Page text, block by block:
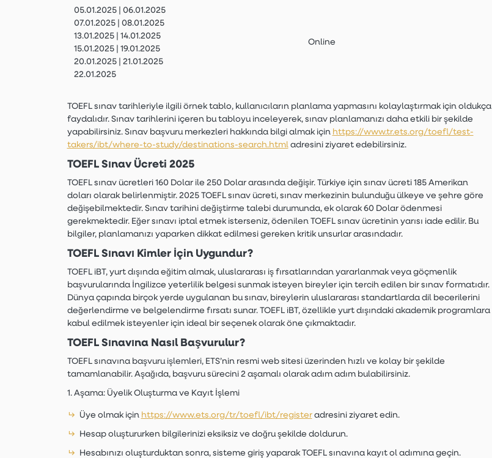
05.01.2025 | 06.01.2025
07.01.2025 | 08.01.2025
13.01.2025 | 14.01.2025
15.01.2025 | 19.01.2025
20.01.2025 | 21.01.2025
22.01.2025
Online
TOEFL sınav tarihleriyle ilgili örnek tablo, kullanıcıların planlama yapmasını kolaylaştırmak için oldukça
faydalıdır. Sınav tarihlerini içeren bu tabloyu inceleyerek, sınav planlamanızı daha etkili bir şekilde
yapabilirsiniz. Sınav başvuru merkezleri hakkında bilgi almak için https://www.tr.ets.org/toefl/test-
takers/ibt/where-to-study/destinations-search.htmladresini ziyaret edebilirsiniz.
TOEFL Sınav Ücreti 2025
TOEFL sınav ücretleri 160 Dolar ile 250 Dolar arasında değişir. Türkiye için sınav ücreti 185 Amerikan
doları olarak belirlenmiştir. 2025 TOEFL sınav ücreti, sınav merkezinin bulunduğu ülkeye ve şehre göre
değişebilmektedir. Sınav tarihini değiştirme talebi durumunda, ek olarak 60 Dolar ödenmesi
gerekmektedir. Eğer sınavı iptal etmek isterseniz, ödenilen TOEFL sınav ücretinin yarısı iade edilir. Bu
bilgiler, planlamanızı yaparken dikkat edilmesi gereken kritik unsurlar arasındadır.
TOEFL Sınavı Kimler İçin Uygundur?
TOEFL iBT, yurt dışında eğitim almak, uluslararası iş fırsatlarından yararlanmak veya göçmenlik
başvurularında İngilizce yeterlilik belgesi sunmak isteyen bireyler için tercih edilen bir sınav formatıdır.
Dünya çapında birçok yerde uygulanan bu sınav, bireylerin uluslararası standartlarda dil becerilerini
değerlendirme ve belgelendirme fırsatı sunar. TOEFL iBT, özellikle yurt dışındaki akademik programlara
kabul edilmek isteyenler için ideal bir seçenek olarak öne çıkmaktadır.
TOEFL Sınavına Nasıl Başvurulur?
TOEFL sınavına başvuru işlemleri, ETS’nin resmi web sitesi üzerinden hızlı ve kolay bir şekilde
tamamlanabilir. Aşağıda, başvuru sürecini 2 aşamalı olarak adım adım bulabilirsiniz.
1. Aşama: Üyelik Oluşturma ve Kayıt İşlemi
Üye olmak için https://www.ets.org/tr/toefl/ibt/registeradresini ziyaret edin.
Hesap oluştururken bilgilerinizi eksiksiz ve doğru şekilde doldurun.
Hesabınızı oluşturduktan sonra, sisteme giriş yaparak TOEFL sınavına kayıt ol adımına geçin.